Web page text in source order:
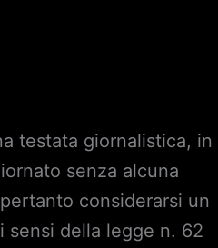
testata giornalistica, in
senza alcuna
considerarsi un
sensi della legge n. 62